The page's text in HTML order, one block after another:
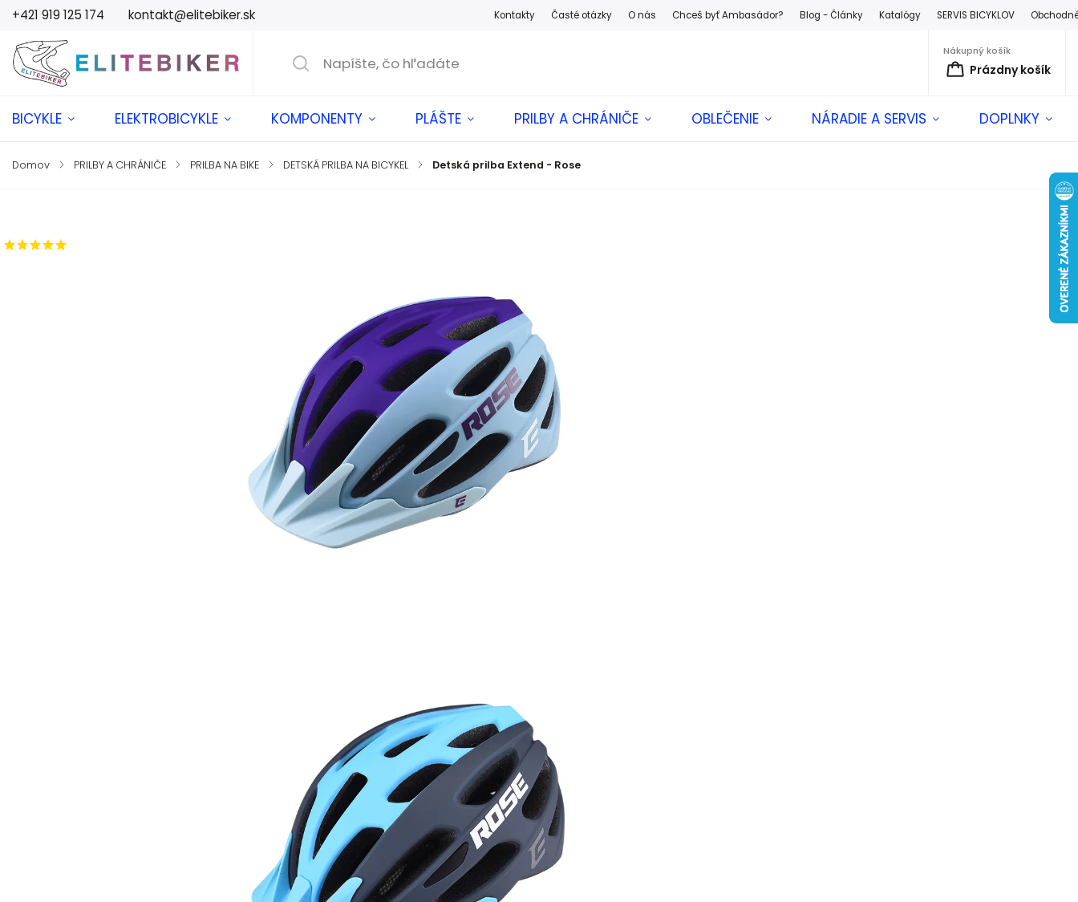
+421 919 125 174 kontakt@elitebiker.sk Kontakty Časté otázky O nás Chceš byť Ambasádor? Blog - Články Katalógy SERVIS BICYKLOV
Nákupný košík
Prázdny košík
BICYKLE ELEKTROBICYKLE KOMPONENTY PLÁŠTE PRILBY A CHRÁNIČE OBLEČENIE NÁRADIE A SERVIS DOPLNKY
Domov / PRILBY A CHRÁNIČE / PRILBA NA BIKE / DETSKÁ PRILBA NA BICYKEL / Detská prilba Extend - Rose